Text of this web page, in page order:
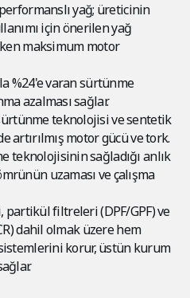
yağ; üreticinin
için önerilen yağ
maksimum motor
%24'e varan sürtünme
azalması sağlar.
teknolojisi ve sentetik
artırılmış motor gücü ve tork.
teknolojisinin sağladığı anlık
uzaması ve çalışma
partikül filtreleri (DPF/GPF) ve
dahil olmak üzere hem
korur, üstün kurum